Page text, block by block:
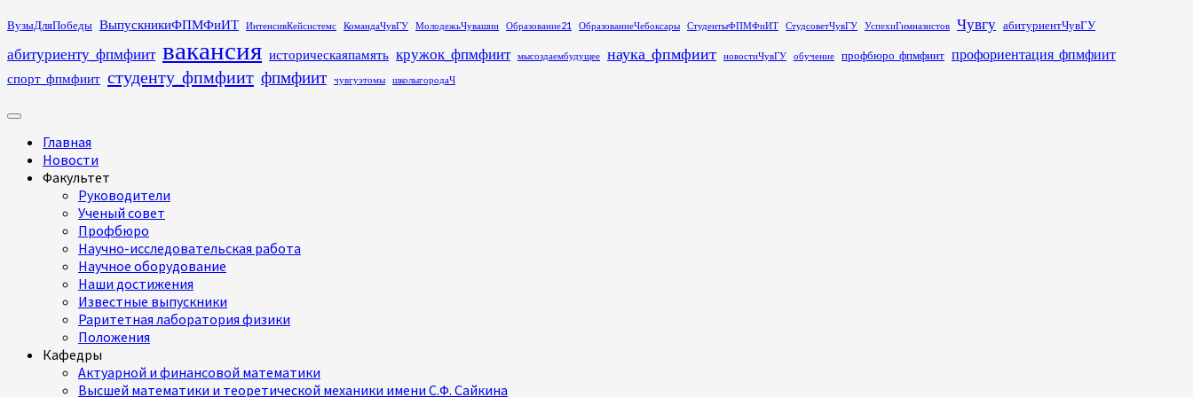
Перейти
содержимому
ВузыДляПобеды ВыпускникиФПМФиИТ ИнтенсивКейсистемс КомандаЧувГУ МолодежьЧувашии Образование21 ОбразованиеЧебоксары СтудентыФПМФиИТ СтудсоветЧувГУ УспехиГимназистов Чувгу абитуриентЧувГУ
абитуриенту_фпмфиит вакансия историческаяпамять кружок_фпмфиит мысоздаембудущее наука_фпмфиит новостиЧувГУ обучение профбюро_фпмфиит профориентация_фпмфиит
спорт_фпмфиит студенту_фпмфиит фпмфиит чувгуэтомы школыгородаЧ
Основное
Главная
Новости
Факультет
Руководители
Ученый совет
Профбюро
Научно-исследовательская работа
Научное оборудование
Наши достижения
Известные выпускники
Раритетная лаборатория физики
Положения
Кафедры
Актуарной и финансовой математики
Высшей математики и теоретической механики имени С.Ф. Сайкина